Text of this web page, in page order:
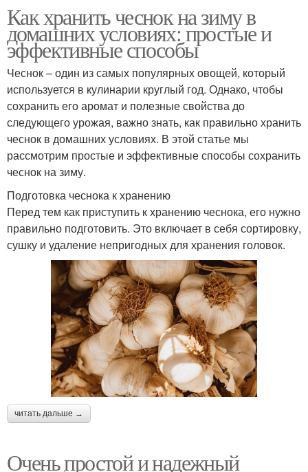
Как хранить чеснок на зиму в
домашних условиях: простые и
эффективные способы
Чеснок – один из самых популярных овощей, который
используется в кулинарии круглый год. Однако, чтобы
сохранить его аромат и полезные свойства до
следующего урожая, важно знать, как правильно хранить
чеснок в домашних условиях. В этой статье мы
рассмотрим простые и эффективные способы сохранить
чеснок на зиму.
Подготовка чеснока к хранению
Перед тем как приступить к хранению чеснока, его нужно
правильно подготовить. Это включает в себя сортировку,
сушку и удаление непригодных для хранения головок.
читать дальше →
Очень простой и надежный